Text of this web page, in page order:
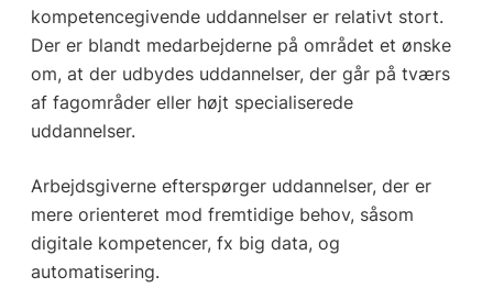
kompetencegivende uddannelser er relativt stort.
Der er blandt medarbejderne på området et ønske
om, at der udbydes uddannelser, der går på tværs
af fagområder eller højt specialiserede
uddannelser.
Arbejdsgiverne efterspørger uddannelser, der er
mere orienteret mod fremtidige behov, såsom
digitale kompetencer, fx big data, og
automatisering.